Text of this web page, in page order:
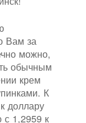
Вам за
можно,
обычным
крем
К
доллару
с 1,2959 к